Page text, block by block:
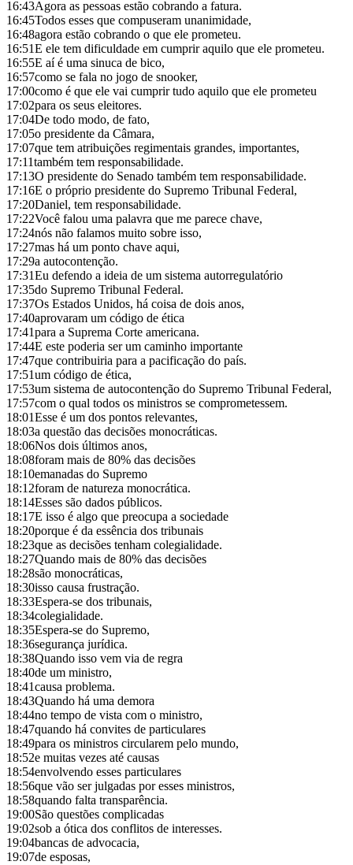
16:43Agora as pessoas estão cobrando a fatura.
16:45Todos esses que compuseram unanimidade,
16:48agora estão cobrando o que ele prometeu.
16:51E ele tem dificuldade em cumprir aquilo que ele prometeu.
16:55E aí é uma sinuca de bico,
16:57como se fala no jogo de snooker,
17:00como é que ele vai cumprir tudo aquilo que ele prometeu
17:02para os seus eleitores.
17:04De todo modo, de fato,
17:05o presidente da Câmara,
17:07que tem atribuições regimentais grandes, importantes,
17:11também tem responsabilidade.
17:13O presidente do Senado também tem responsabilidade.
17:16E o próprio presidente do Supremo Tribunal Federal,
17:20Daniel, tem responsabilidade.
17:22Você falou uma palavra que me parece chave,
17:24nós não falamos muito sobre isso,
17:27mas há um ponto chave aqui,
17:29a autocontenção.
17:31Eu defendo a ideia de um sistema autorregulatório
17:35do Supremo Tribunal Federal.
17:37Os Estados Unidos, há coisa de dois anos,
17:40aprovaram um código de ética
17:41para a Suprema Corte americana.
17:44E este poderia ser um caminho importante
17:47que contribuiria para a pacificação do país.
17:51um código de ética,
17:53um sistema de autocontenção do Supremo Tribunal Federal,
17:57com o qual todos os ministros se comprometessem.
18:01Esse é um dos pontos relevantes,
18:03a questão das decisões monocráticas.
18:06Nos dois últimos anos,
18:08foram mais de 80% das decisões
18:10emanadas do Supremo
18:12foram de natureza monocrática.
18:14Esses são dados públicos.
18:17E isso é algo que preocupa a sociedade
18:20porque é da essência dos tribunais
18:23que as decisões tenham colegialidade.
18:27Quando mais de 80% das decisões
18:28são monocráticas,
18:30isso causa frustração.
18:33Espera-se dos tribunais,
18:34colegialidade.
18:35Espera-se do Supremo,
18:36segurança jurídica.
18:38Quando isso vem via de regra
18:40de um ministro,
18:41causa problema.
18:43Quando há uma demora
18:44no tempo de vista com o ministro,
18:47quando há convites de particulares
18:49para os ministros circularem pelo mundo,
18:52e muitas vezes até causas
18:54envolvendo esses particulares
18:56que vão ser julgadas por esses ministros,
18:58quando falta transparência.
19:00São questões complicadas
19:02sob a ótica dos conflitos de interesses.
19:04bancas de advocacia,
19:07de esposas,